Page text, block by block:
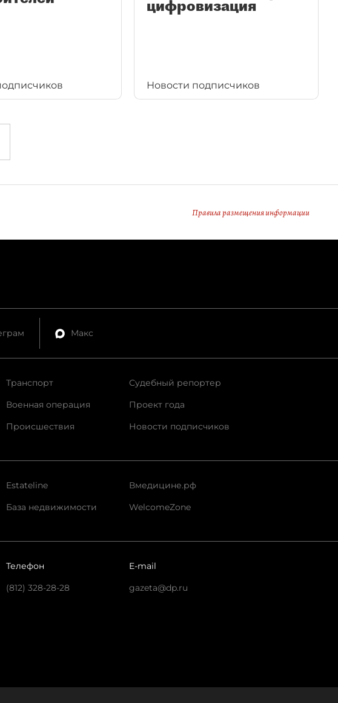
цифровизация
Новости подписчиков
Правила размещения информации
Макс
Транспорт
Военная операция
Происшествия
Судебный репортер
Проект года
Новости подписчиков
Estateline
База недвижимости
Вмедицине.рф
WelcomeZone
Телефон
(812) 328-28-28
E-mail
gazeta@dp.ru